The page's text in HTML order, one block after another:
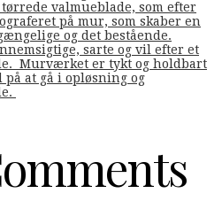
valmueblade, som efter
på mur, som skaber en
og det bestående.
sarte og vil efter et
Murværket er tykt og holdbart
at gå i opløsning og